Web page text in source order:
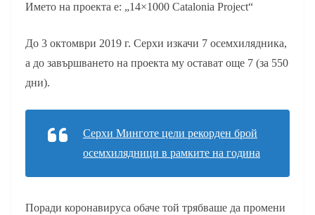
Името на проекта е: „14×1000 Catalonia Project“
До 3 октомври 2019 г. Серхи изкачи 7 осемхилядника,
а до завършването на проекта му остават още 7 (за 550
дни).
Серхи Минготе цели рекорден брой
осемхилядници в рамките на година
Поради коронавируса обаче той трябваше да промени